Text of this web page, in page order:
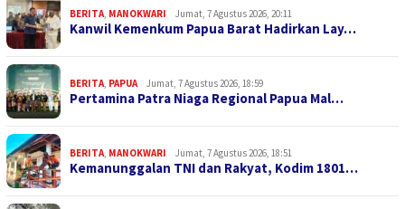
BERITA MANOKWARI Jumat, 7 Agustus 2026, 20:11
Kanwil Kemenkum Papua Barat Hadirkan Lay…
BERITA PAPUA Jumat, 7 Agustus 2026, 18:59
Pertamina Patra Niaga Regional Papua Mal…
BERITA MANOKWARI Jumat, 7 Agustus 2026, 18:51
Kemanunggalan TNI dan Rakyat, Kodim 1801…